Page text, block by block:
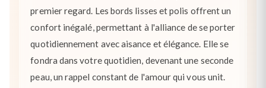
premier regard. Les bords lisses et polis offrent un
confort inégalé, permettant à l'alliance de se porter
quotidiennement avec aisance et élégance. Elle se
fondra dans votre quotidien, devenant une seconde
peau, un rappel constant de l'amour qui vous unit.